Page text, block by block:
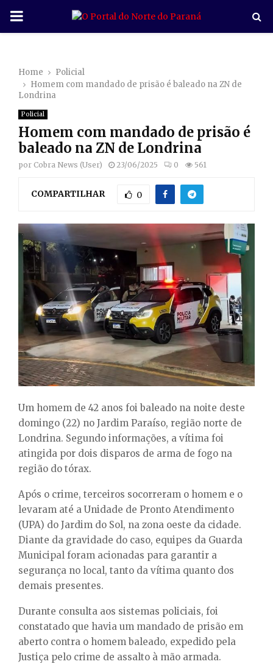
P
M
A
M
U
Home
Policial
Homem com mandado de prisão é baleado na ZN de
Londrina
Policial
Homem com mandado de prisão é
baleado na ZN de Londrina
por Cobra News (User) 23/06/2025 0 561
COMPARTILHAR 0
Um homem de 42 anos foi baleado na noite deste
domingo (22) no Jardim Paraíso, região norte de
Londrina. Segundo informações, a vítima foi
atingida por dois disparos de arma de fogo na
região do tórax.
Após o crime, terceiros socorreram o homem e o
levaram até a Unidade de Pronto Atendimento
(UPA) do Jardim do Sol, na zona oeste da cidade.
Diante da gravidade do caso, equipes da Guarda
Municipal foram acionadas para garantir a
segurança no local, tanto da vítima quanto dos
demais presentes.
Durante consulta aos sistemas policiais, foi
constatado que havia um mandado de prisão em
aberto contra o homem baleado, expedido pela
Justiça pelo crime de assalto à mão armada.